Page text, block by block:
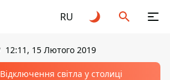
RU
12:11, 15 Лютого 2019
Відключення світла у столиці